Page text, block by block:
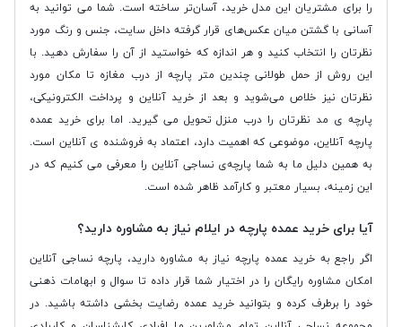
را برای مشتریان این مدل خرید، آسان‌تر ساخته است. شما می ‌توانید به
آسانی با گشتن میان عکس‌های قرار گرفته داخل سایت،‌ جنس و رنگ مورد
نظرتان را انتخاب کنید و هر اندازه که خواستید از آن را سفارش دهید. با
این روش از حمل طولانی چندین متر پارچه از درب مغازه تا مکان مورد
نظرتان نیز خلاص می‌شوید و بعد از خرید آنلاین و پرداخت الکترونیکی،
پارچه ‌ی مد نظرتان را درب منزل تحویل می‌ گیرید. اما برای خرید عمده
پارچه آنلاین، موضوعی که اهمیت دارد،‌ اعتماد به فروشنده ‌ی آنلاین است.
به همین دلیل ما به شما پارچه‌ی نساجی آنلاین را معرفی می‌ کنیم که در
این زمینه‌، بسیار معتبر و کارآمد ظاهر شده است.
آیا برای خرید عمده پارچه در ایلام نیاز به مشاوره دارید؟
اگر راجع به خرید عمده پارچه نیاز به مشاوره دارید، پارچه نساجی آنلاین
امکان مشاوره رایگان را در اختیار شما قرار داده تا سوال و ابهامات ذهنی
خود را برطرف کرده و بتوانید خرید عمده رضایت بخشی داشته باشید. در